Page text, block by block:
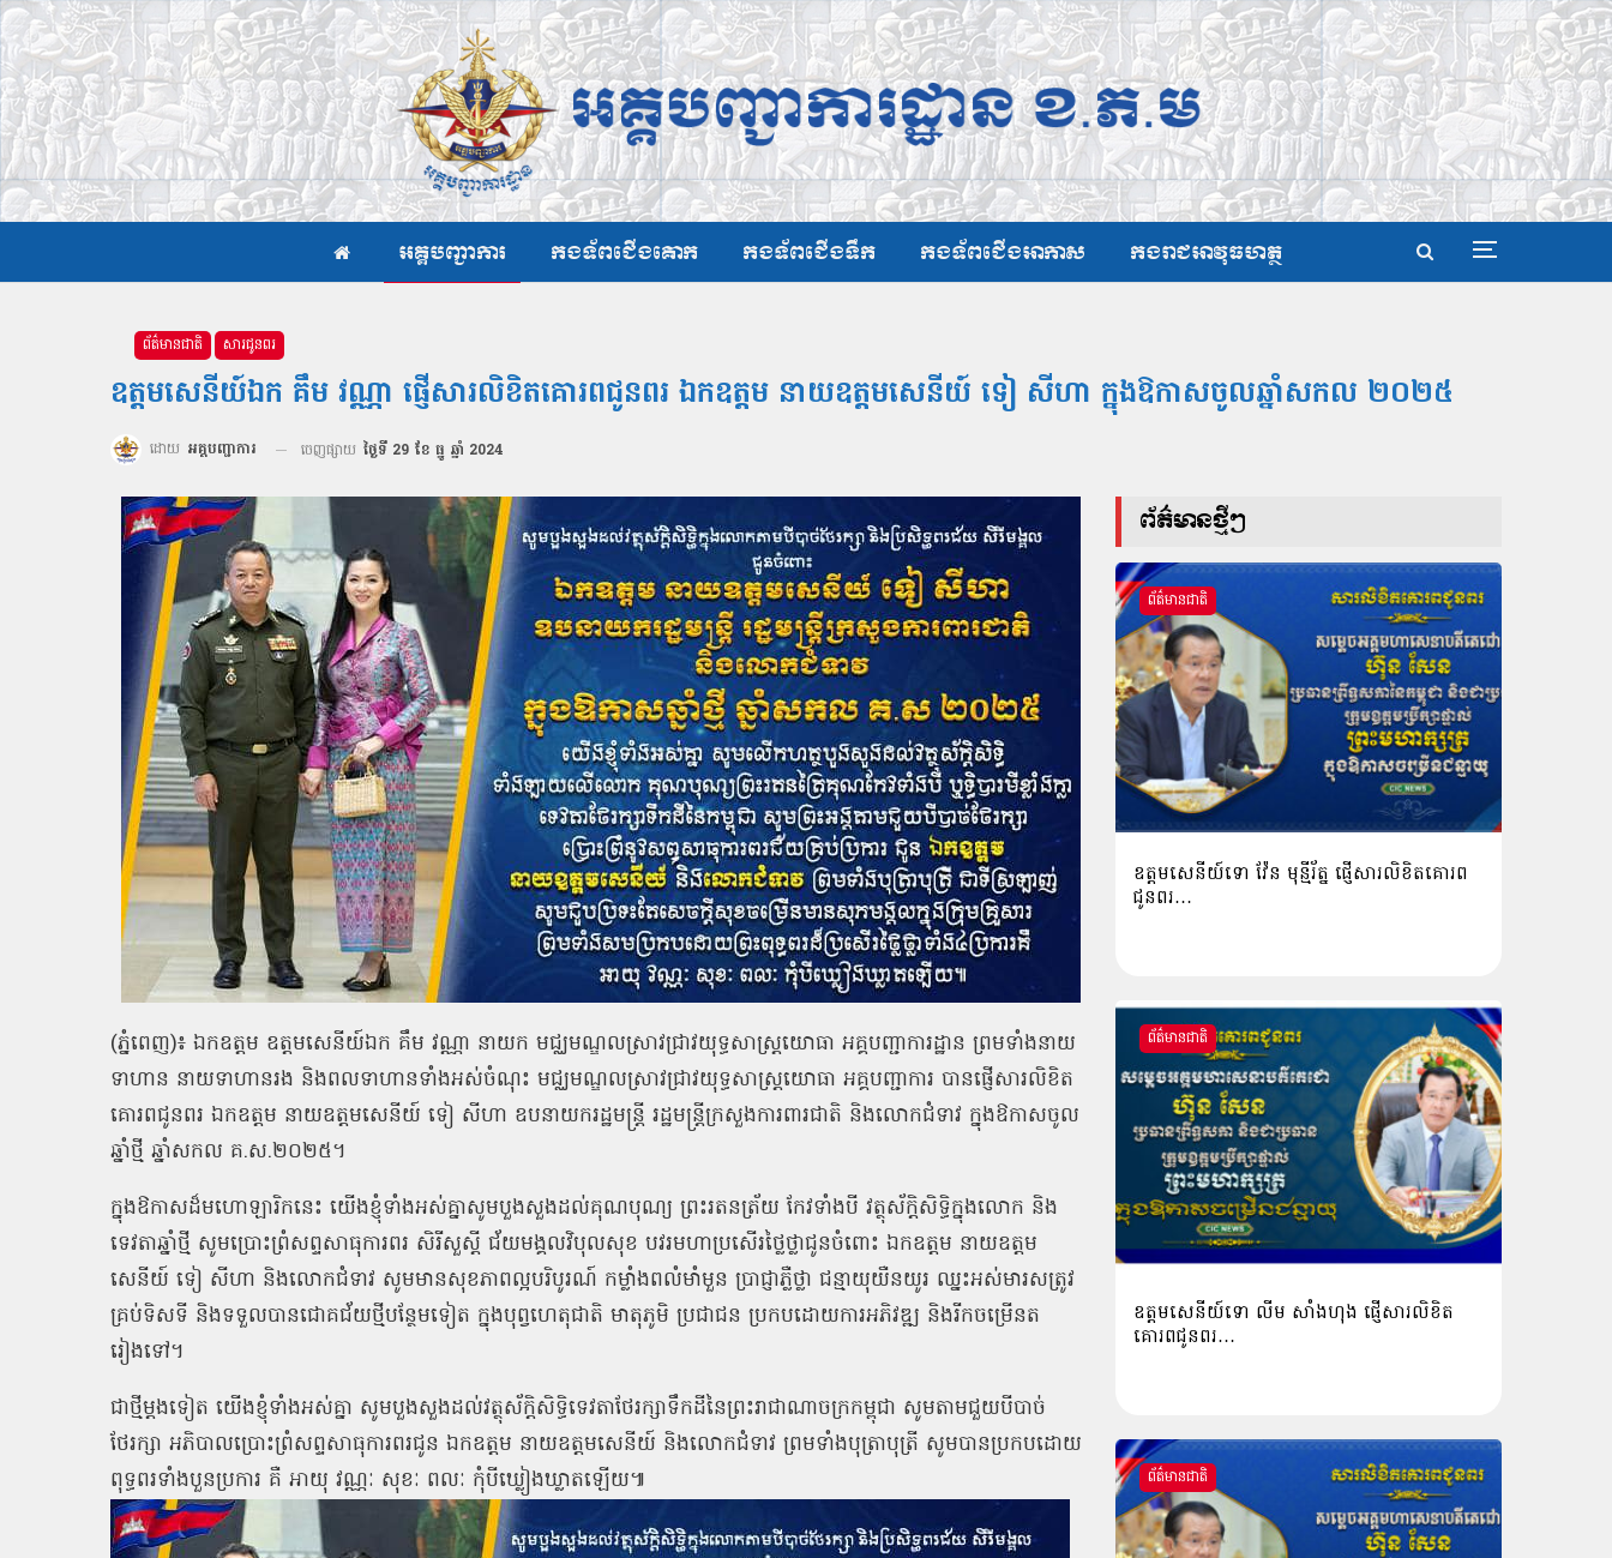
អគ្គបញ្ជាការ កងទ័ពជើងគោក កងទ័ពជើងទឹក កងទ័ពជើងអាកាស កងរាជអាវុធហត្ថ
ព័ត៌មានជាតិ សារជូនពរ
ឧត្តមសេនីយ៍ឯក គឹម វណ្ណា ផ្ញើសារលិខិតគោរពជូនពរ ឯកឧត្ដម នាយឧត្ដមសេនីយ៍ ទៀ សីហា ក្នុងឱកាសចូលឆ្នាំសកល ២០២៥
ដោយ អគ្គបញ្ជាការ ចេញផ្សាយ ថ្ងៃទី 29 ខែ ធ្នូ ឆ្នាំ 2024
(ភ្នំពេញ)៖ ឯកឧត្ដម ឧត្តមសេនីយ៍ឯក គឹម វណ្ណា នាយក មជ្ឈមណ្ឌលស្រាវជ្រាវយុទ្ធសាស្ត្រយោធា អគ្គបញ្ជាការដ្ឋាន ព្រមទាំងនាយ
ទាហាន នាយទាហានរង និងពលទាហានទាំងអស់ចំណុះ មជ្ឈមណ្ឌលស្រាវជ្រាវយុទ្ធសាស្ត្រយោធា អគ្គបញ្ជាការ បានផ្ញើសារលិខិត
គោរពជូនពរ ឯកឧត្ដម នាយឧត្ដមសេនីយ៍ ទៀ សីហា ឧបនាយករដ្ឋមន្ត្រី រដ្ឋមន្ត្រីក្រសួងការពារជាតិ និងលោកជំទាវ ក្នុងឱកាសចូល
ឆ្នាំថ្មី ឆ្នាំសកល គ.ស.២០២៥។
ក្នុងឱកាសដ៏មហោឡារិកនេះ យើងខ្ញុំទាំងអស់គ្នាសូមបួងសួងដល់គុណបុណ្យ ព្រះរតនត្រ័យ កែវទាំងបី វត្ថុស័ក្ដិសិទ្ធិក្នុងលោក និង
ទេវតាឆ្នាំថ្មី សូមប្រោះព្រំសព្ទសាធុការពរ សិរីសួស្ដី ជ័យមង្គលវិបុលសុខ បវរមហាប្រសើរថ្លៃថ្លាជូនចំពោះ ឯកឧត្ដម នាយឧត្ដម
សេនីយ៍ ទៀ សីហា និងលោកជំទាវ សូមមានសុខភាពល្អបរិបូរណ៍ កម្លាំងពលំមាំមួន ប្រាជ្ញាភ្លឺថ្លា ជន្មាយុយឺនយូរ ឈ្នះអស់មារសត្រូវ
គ្រប់ទិសទី និងទទួលបានជោគជ័យថ្មីបន្ថែមទៀត ក្នុងបុព្វហេតុជាតិ មាតុភូមិ ប្រជាជន ប្រកបដោយការអភិវឌ្ឍ និងរីកចម្រើនត
រៀងទៅ។
ជាថ្មីម្ដងទៀត យើងខ្ញុំទាំងអស់គ្នា សូមបួងសួងដល់វត្ថុស័ក្តិសិទ្ធិទេវតាថែរក្សាទឹកដីនៃព្រះរាជាណាចក្រកម្ពុជា សូមតាមជួយបីបាច់
ថែរក្សា អភិបាលប្រោះព្រំសព្ទសាធុការពរជូន ឯកឧត្ដម នាយឧត្ដមសេនីយ៍ និងលោកជំទាវ ព្រមទាំងបុត្រាបុត្រី សូមបានប្រកបដោយ
ពុទ្ធពរទាំងបួនប្រការ គឺ អាយុ វណ្ណៈ សុខៈ ពលៈ កុំបីឃ្លៀងឃ្លាតឡើយ៕
ព័ត៌មានថ្មីៗ
ព័ត៌មានជាតិ
ឧត្តមសេនីយ៍ទោ វ៉ែន មុន្មីរ័ត្ន ផ្ញើសារលិខិតគោរព
ជូនពរ…
ព័ត៌មានជាតិ
ឧត្តមសេនីយ៍ទោ លីម​ សាំង​ហុង​ ផ្ញើសារលិខិត
គោរពជូនពរ…
ព័ត៌មានជាតិ